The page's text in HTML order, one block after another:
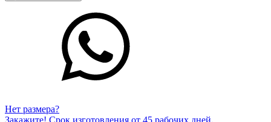
Нет размера?
Закажите! Срок изготовления от 45 рабочих дней.